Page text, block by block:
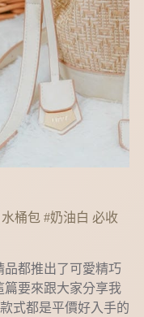
桶包 #奶油白 必收
都推出了可愛精巧
篇要來跟大家分享我
式都是平價好入手的